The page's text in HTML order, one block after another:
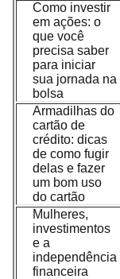
Como investir
em ações: o
que você
precisa saber
para iniciar
sua jornada na
bolsa
Armadilhas do
cartão de
crédito: dicas
de como fugir
delas e fazer
um bom uso
do cartão
Mulheres,
investimentos
e a
independência
financeira